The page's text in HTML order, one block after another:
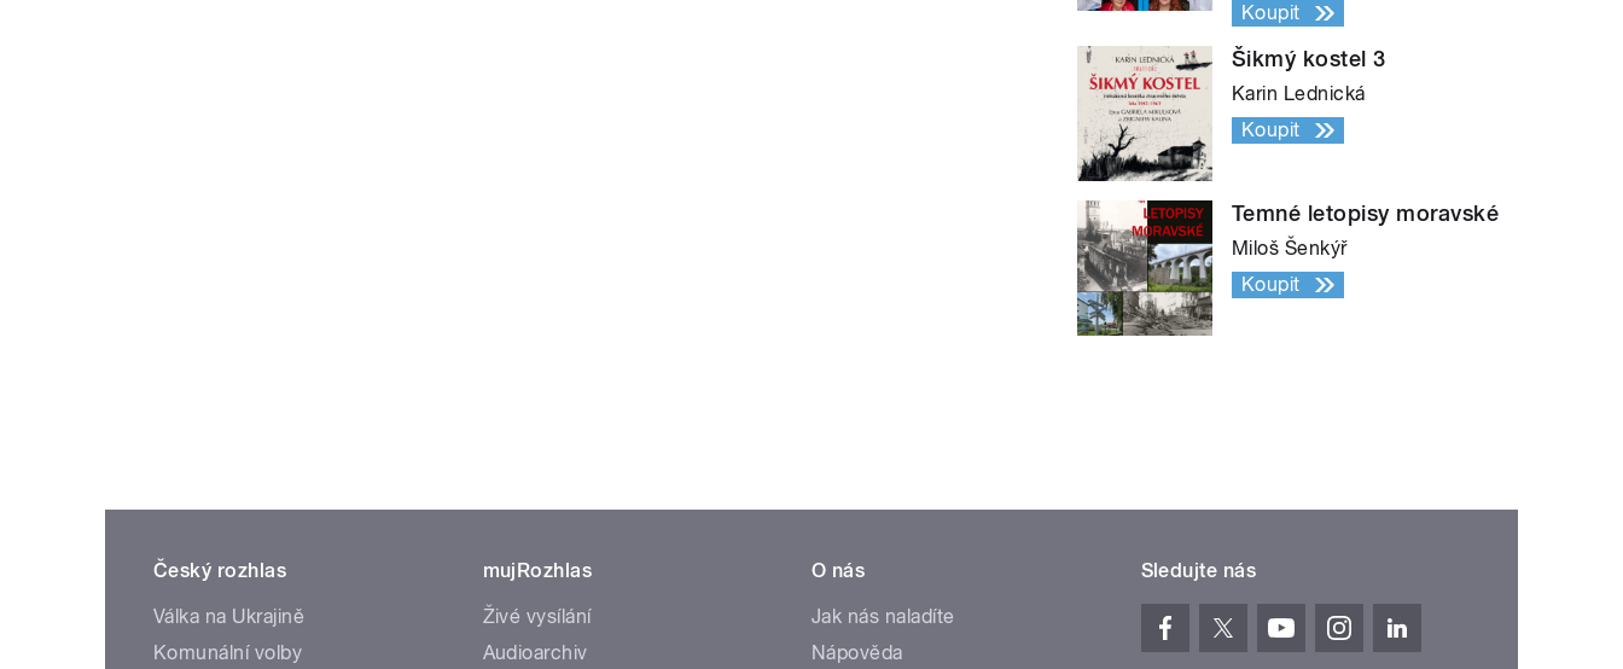
Koupit
Šikmý kostel 3
Karin Lednická
Koupit
Temné letopisy moravské
Miloš Šenkýř
Koupit
Český rozhlas
Válka na Ukrajině
Komunální volby
mujRozhlas
Živé vysílání
Audioarchiv
O nás
Jak nás naladíte
Nápověda
Sledujte nás